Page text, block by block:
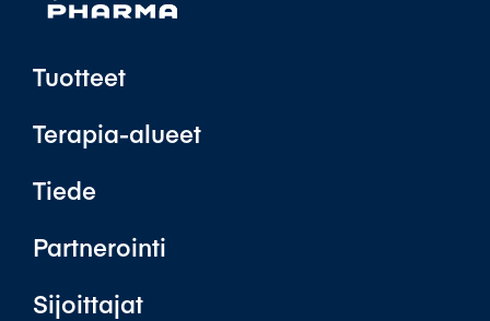
Tuotteet
Terapia-alueet
Tiede
Partnerointi
Sijoittajat